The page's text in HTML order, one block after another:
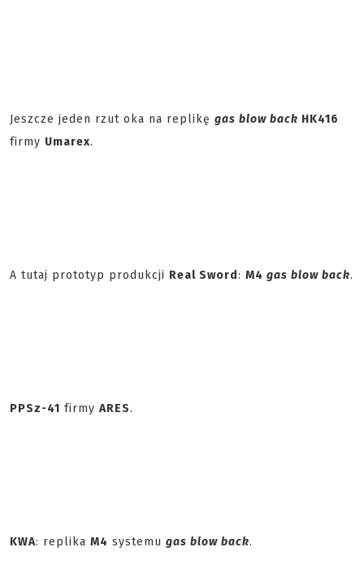
Jeszcze jeden rzut oka na replikę gas blow back HK416
firmy Umarex.
A tutaj prototyp produkcji Real Sword: M4 gas blow back.
PPSz-41 firmy ARES.
KWA: replika M4 systemu gas blow back.